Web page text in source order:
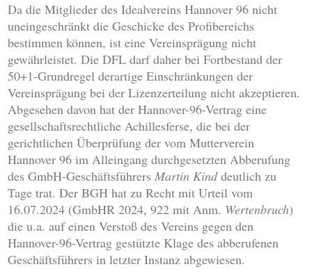
Da die Mitglieder des Idealvereins Hannover 96 nicht
uneingeschränkt die Geschicke des Profibereichs
bestimmen können, ist eine Vereinsprägung nicht
gewährleistet. Die DFL darf daher bei Fortbestand der
50+1-Grundregel derartige Einschränkungen der
Vereinsprägung bei der Lizenzerteilung nicht akzeptieren.
Abgesehen davon hat der Hannover-96-Vertrag eine
gesellschaftsrechtliche Achillesferse, die bei der
gerichtlichen Überprüfung der vom Mutterverein
Hannover 96 im Alleingang durchgesetzten Abberufung
des GmbH-GeschäftsführersMartin Kinddeutlich zu
Tage trat. Der BGH hat zu Recht mit Urteil vom
16.07.2024 (GmbHR 2024, 922 mit Anm. Wertenbruch)
die u.a. auf einen Verstoß des Vereins gegen den
Hannover-96-Vertrag gestützte Klage des abberufenen
Geschäftsführers in letzter Instanz abgewiesen.